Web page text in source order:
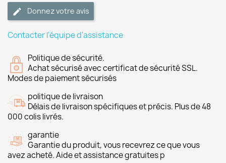
Donnez votre avis
Contacter l'équipe d'assistance
Politique de sécurité.
Achat sécurisé avec certificat de sécurité SSL.
Modes de paiement sécurisés
politique de livraison
Délais de livraison spécifiques et précis. Plus de 48
000 colis livrés.
garantie
Garantie du produit, vous recevrez ce que vous
avez acheté. Aide et assistance gratuites p